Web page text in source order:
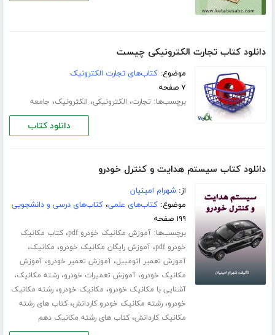
دانلود کتاب تجارت الکترونیکی چیست
موضوع:کتاب‌های تجارت الکترونیک
۷ صفحه
برچسب‌ها: تجارت، الکترونیکی، الکترونیک، جامعه
دانلود کتاب
دانلود کتاب سیستم هدایت و کنترل خودرو
از:شهرام امینیان
موضوع:کتاب‌های علمی،کتاب‌های درسی و دانشجویی
۱۹۹ صفحه
برچسب‌ها:آموزش مکانیک خودرو pdf ،کتاب مکانیک
خودرو pdf
،آموزش رایگان مکانیک خودرو، مکانیک،
آموزش تعمیر اتومبیل،آموزش تعمیر خودرو،آموزش
مکانیک خودرو،آموزش تعمیرات خودرو،رشته مکانیک،
آشنایی با مکانیک خودرو، مکانیک خودرو،رشته مکانیک
خودرو،رشته مکانیک خودرو کاردانش،کتاب های رشته
مکانیک کاردانش،کتاب های رشته مکانیک دهم